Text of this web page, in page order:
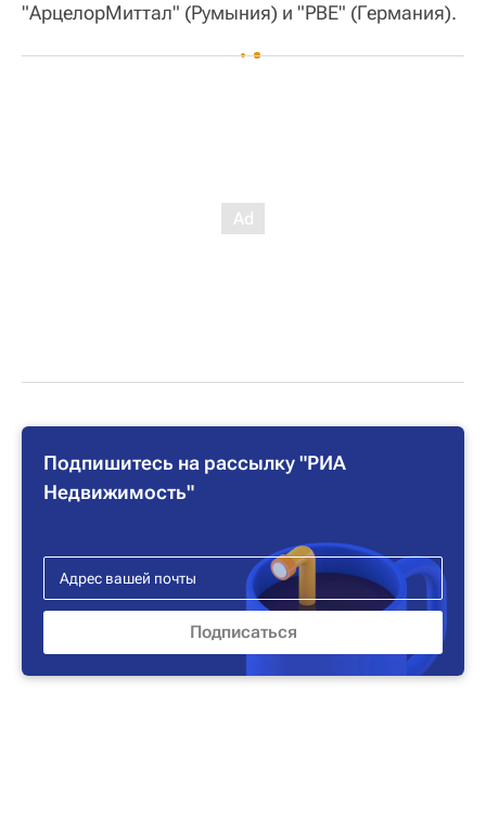
"АрцелорМиттал" (Румыния) и "РВЕ" (Германия).
Подпишитесь на рассылку "РИА
Недвижимость"